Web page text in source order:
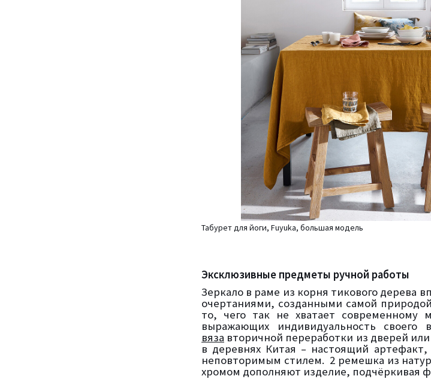
Табурет для йоги, Fuyuka, большая модель
Эксклюзивные предметы ручной работы
Зеркало в раме из корня тикового дерева
очертаниями, созданными самой
то, чего так не хватает современному
выражающих индивидуальность своего
вяза вторичной переработки из дверей
в деревнях Китая – настоящий
неповторимым стилем. 2 ремешка из
хромом дополняют изделие, подчёркивая